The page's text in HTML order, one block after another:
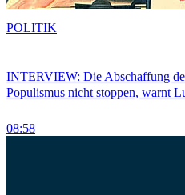
INTERVIEW: Die Abschaffung
Populismus nicht stoppen, warnt
08:58
POLITIK